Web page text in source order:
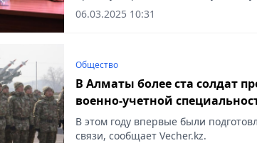
сообщает Vecher.kz.
06.03.2025 10:31
Общество
В Алматы более ста солдат
военно-учетной
В этом году впервые были
связи, сообщает Vecher.kz.